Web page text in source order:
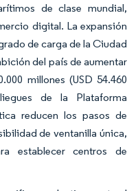
de clase mundial,
digital. La expansión
de carga de la Ciudad
del país de aumentar
millones (USD 54.460
de la Plataforma
reducen los pasos de
de ventanilla única,
establecer centros de